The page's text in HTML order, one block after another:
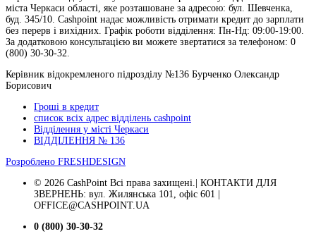
міста Черкаси області, яке розташоване за адресою: бул. Шевченка,
буд. 345/10. Cashpoint надає можливість отримати кредит до зарплати
без перерв і вихідних. Графік роботи відділення: Пн-Нд: 09:00-19:00.
За додатковою консультацією ви можете звертатися за телефоном: 0
(800) 30-30-32.
Керівник відокремленого підрозділу №136 Бурченко Олександр
Борисович
Гроші в кредит
список всіх адрес відділень cashpoint
Відділення у місті Черкаси
ВІДДІЛЕННЯ № 136
Розроблено FRESHDESIGN
© 2026 CashPoint Всі права захищені.| КОНТАКТИ ДЛЯ
ЗВЕРНЕНЬ: вул. Жилянська 101, офіс 601 |
OFFICE@CASHPOINT.UA
0 (800) 30-30-32